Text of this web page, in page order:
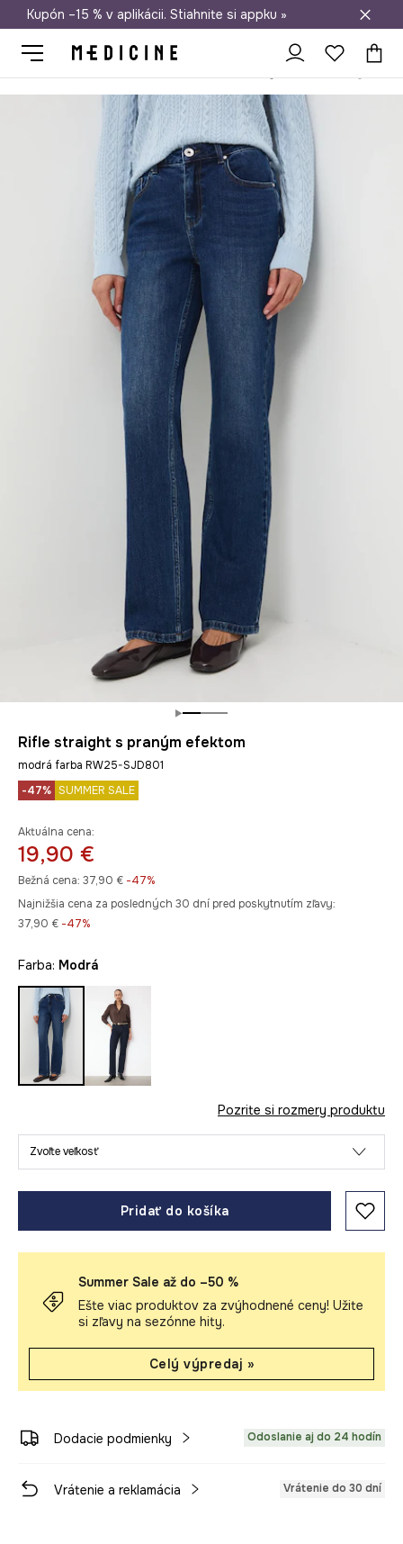
Doprava zadarmo od 50 €
Kupón –15 % v aplikácii. Stiahnite si appku »
Rifle straight s praným efektom
modrá farba RW25-SJD801
-47% SUMMER SALE
Aktuálna cena:
19,90 €
Bežná cena: 37,90 € -47%
Najnižšia cena za posledných 30 dní pred poskytnutím zľavy:
37,90 € -47%
Farba: modrá
Pozrite si rozmery produktu
Zvoľte veľkosť
Pridať do košíka
Summer Sale až do –50 %
Ešte viac produktov za zvýhodnené ceny! Užite
si zľavy na sezónne hity.
Celý výpredaj »
Dodacie podmienky Odoslanie aj do 24 hodín
Vrátenie a reklamácia Vrátenie do 30 dní